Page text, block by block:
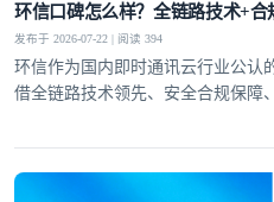
环信口碑怎么样？全链路技术+
发布于 2026-07-22 | 阅读 394
环信作为国内即时通讯云行业公认
借全链路技术领先、安全合规保障